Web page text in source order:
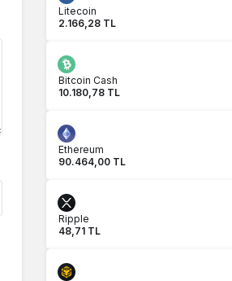
Litecoin
2.166,28 TL
Bitcoin Cash
10.180,78 TL
Ethereum
90.464,00 TL
Ripple
48,71 TL